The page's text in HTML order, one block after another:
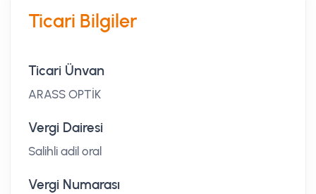
Ticari Bilgiler
Ticari Ünvan
ARASS OPTİK
Vergi Dairesi
Salihli adil oral
Vergi Numarası